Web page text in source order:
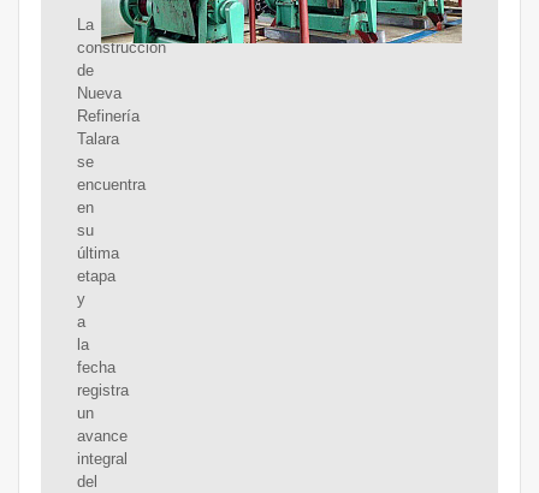
La
construcción
de
Nueva
Refinería
Talara
se
encuentra
en
su
última
etapa
y
a
la
fecha
registra
un
avance
integral
del